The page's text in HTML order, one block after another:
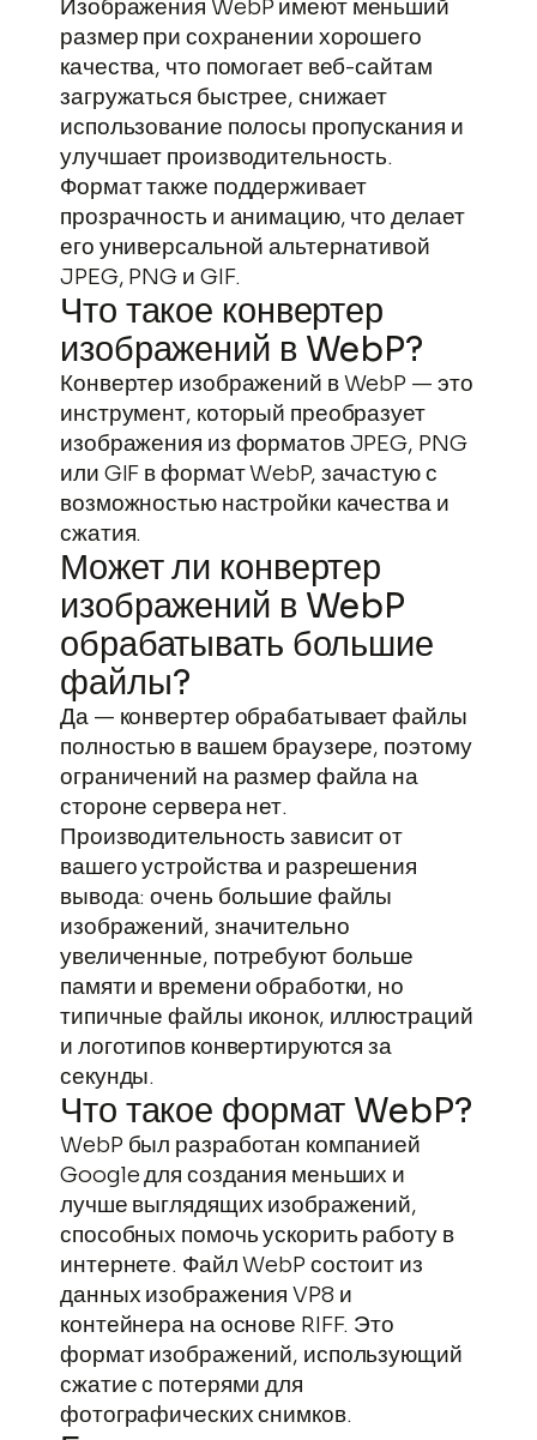
Изображения WebP имеют меньший
размер при сохранении хорошего
качества, что помогает веб-сайтам
загружаться быстрее, снижает
использование полосы пропускания и
улучшает производительность.
Формат также поддерживает
прозрачность и анимацию, что делает
его универсальной альтернативой
JPEG, PNG и GIF.
Что такое конвертер
изображений в WebP?
Конвертер изображений в WebP — это
инструмент, который преобразует
изображения из форматов JPEG, PNG
или GIF в формат WebP, зачастую с
возможностью настройки качества и
сжатия.
Может ли конвертер
изображений в WebP
обрабатывать большие
файлы?
Да — конвертер обрабатывает файлы
полностью в вашем браузере, поэтому
ограничений на размер файла на
стороне сервера нет.
Производительность зависит от
вашего устройства и разрешения
вывода: очень большие файлы
изображений, значительно
увеличенные, потребуют больше
памяти и времени обработки, но
типичные файлы иконок, иллюстраций
и логотипов конвертируются за
секунды.
Что такое формат WebP?
WebP был разработан компанией
Google для создания меньших и
лучше выглядящих изображений,
способных помочь ускорить работу в
интернете. Файл WebP состоит из
данных изображения VP8 и
контейнера на основе RIFF. Это
формат изображений, использующий
сжатие с потерями для
фотографических снимков.